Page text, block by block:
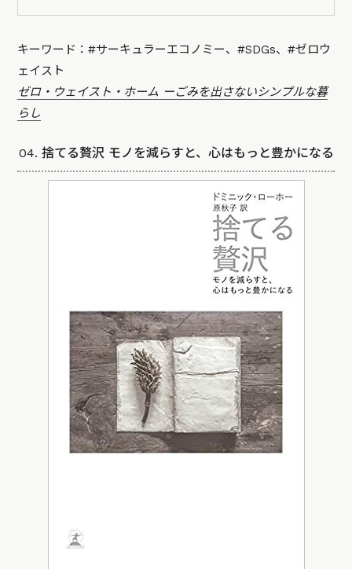
キーワード：#サーキュラーエコノミー、#SDGs、#ゼロウ
ェイスト
ゼロ・ウェイスト・ホーム ーごみを出さないシンプルな暮
らし
04. 捨てる贅沢 モノを減らすと、心はもっと豊かになる